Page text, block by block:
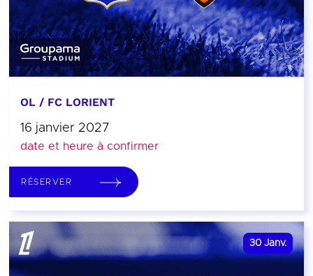
OL / FC LORIENT
16 janvier 2027
date et heure à confirmer
RÉSERVER
30 Janv.